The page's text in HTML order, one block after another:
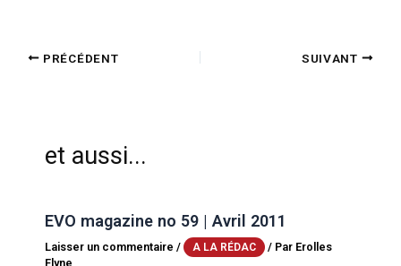
PRÉCÉDENT SUIVANT
et aussi...
EVO magazine no 59 | Avril 2011
Laisser un commentaire / A LA RÉDAC / Par Erolles
Flyne